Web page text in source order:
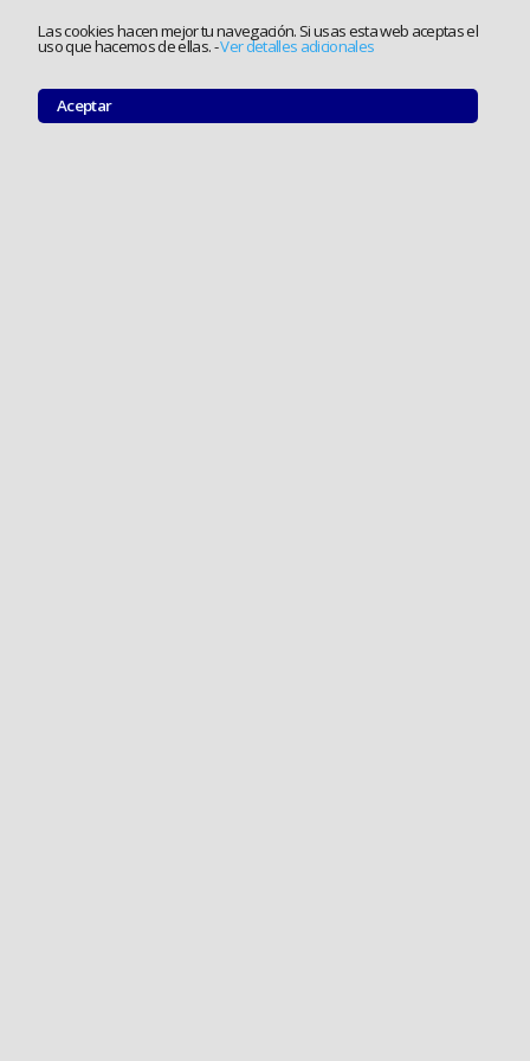
Las cookies hacen mejor tu navegación. Si usas esta web aceptas el
uso que hacemos de ellas.-Ver detalles adicionales
Aceptar